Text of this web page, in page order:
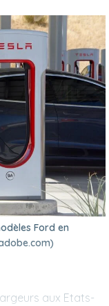
Ford en
aux Etats-